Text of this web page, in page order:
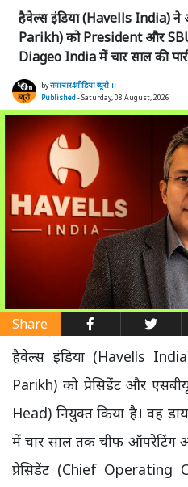
हैवेल्स इंडिया (Havells India) ने
Parikh) को President और
Diageo India में चार साल की
byसमाचार4मीडिया ब्यूरो ।।
Published - Saturday, 08 August, 2026
Share
हैवेल्स इंडिया (Havells
Parikh) को प्रेसिडेंट और
Head) नियुक्त किया है। वह
में चार साल तक चीफ ऑपरेटिंग
प्रेसिडेंट (Chief Operating